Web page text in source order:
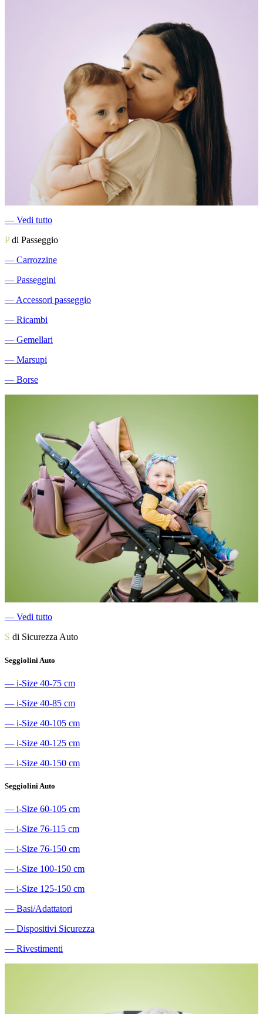
― Vedi tutto
Pdi Passeggio
― Carrozzine
― Passeggini
― Accessori passeggio
― Ricambi
― Gemellari
― Marsupi
― Borse
― Vedi tutto
S di Sicurezza Auto
Seggiolini Auto
― i-Size 40-75 cm
― i-Size 40-85 cm
― i-Size 40-105 cm
― i-Size 40-125 cm
― i-Size 40-150 cm
Seggiolini Auto
― i-Size 60-105 cm
― i-Size 76-115 cm
― i-Size 76-150 cm
― i-Size 100-150 cm
― i-Size 125-150 cm
― Basi/Adattatori
― Dispositivi Sicurezza
― Rivestimenti